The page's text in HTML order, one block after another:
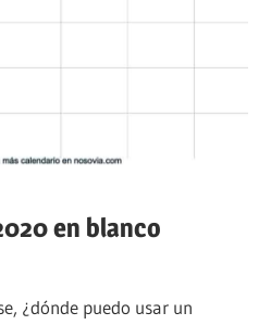
en blanco
¿dónde puedo usar un